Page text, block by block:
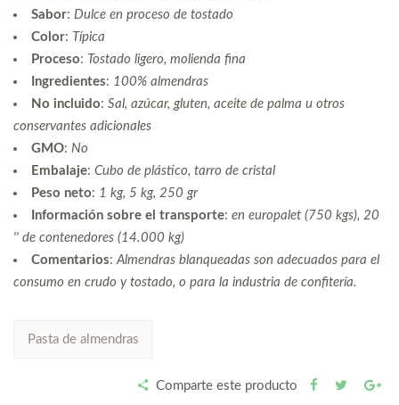
Sabor: Dulce en proceso de tostado
Color: Típica
Proceso: Tostado ligero, molienda fina
Ingredientes: 100% almendras
No incluido: Sal, azúcar, gluten, aceite de palma u otros
conservantes adicionales
GMO: No
Embalaje: Cubo de plástico, tarro de cristal
Peso neto: 1 kg, 5 kg, 250 gr
Información sobre el transporte: en europalet (750 kgs), 20
'' de contenedores (14.000 kg)
Comentarios: Almendras blanqueadas son adecuados para el
consumo en crudo y tostado, o para la industria de confitería.
Pasta de almendras
Comparte este producto